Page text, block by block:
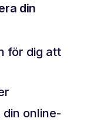
din
för dig att
online-